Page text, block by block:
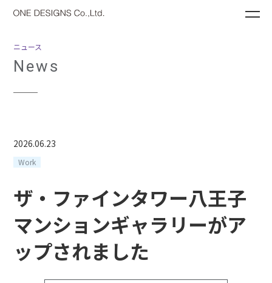
ニュース
News
2026.06.23
Work
ザ・ファインタワー八王子
マンションギャラリーがア
ップされました